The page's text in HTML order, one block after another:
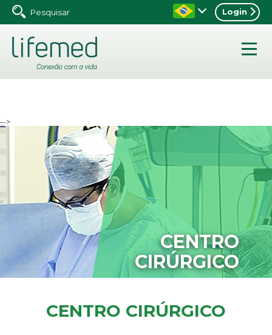
Login
-->
CENTRO
CIRÚRGICO
CENTRO CIRÚRGICO